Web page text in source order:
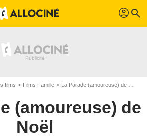
profil search
films Films Famille La Parade (amoureuse) de Noël
(amoureuse) de
Noël